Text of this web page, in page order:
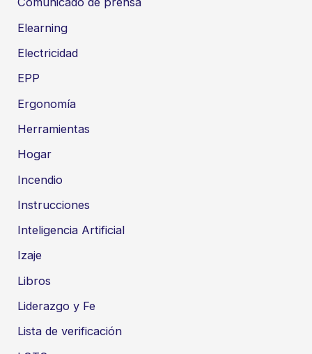
Elearning
Electricidad
EPP
Ergonomía
Herramientas
Hogar
Incendio
Instrucciones
Inteligencia Artificial
Izaje
Libros
Liderazgo y Fe
Lista de verificación